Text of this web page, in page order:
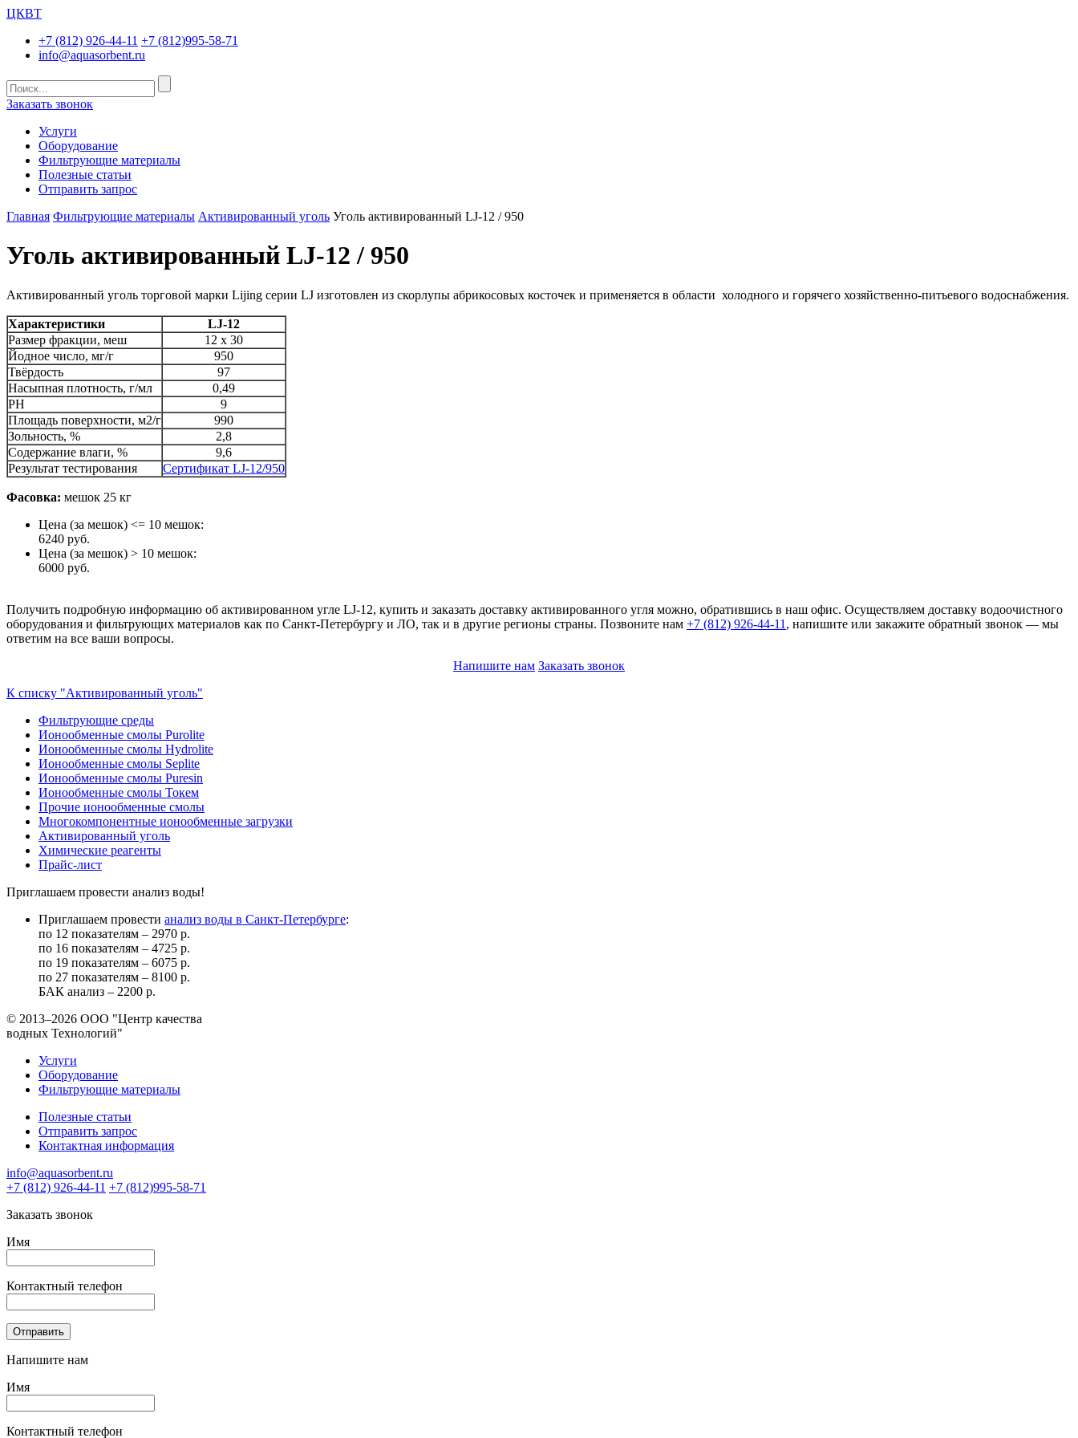
ЦКВТ
+7 (812) 926-44-11 +7 (812)995-58-71
info@aquasorbent.ru
Заказать звонок
Услуги
Оборудование
Фильтрующие материалы
Полезные статьи
Отправить запрос
Главная Фильтрующие материалы Активированный уголь Уголь активированный LJ-12 / 950
Уголь активированный LJ-12 / 950
Активированный уголь торговой марки Lijing серии LJ изготовлен из скорлупы абрикосовых косточек и применяется в области холодного и горячего хозяйственно-питьевого водоснабжения.
Характеристики
LJ-12
Размер фракции, меш
12 х 30
Йодное число, мг/г
950
Твёрдость
97
Насыпная плотность, г/мл
0,49
PH
9
Площадь поверхности, м2/г
990
Зольность, %
2,8
Содержание влаги, %
9,6
Результат тестирования
Сертификат LJ-12/950
Фасовка: мешок 25 кг
Цена (за мешок) <= 10 мешок:
6240 руб.
Цена (за мешок) > 10 мешок:
6000 руб.
Получить подробную информацию об активированном угле LJ-12, купить и заказать доставку активированного угля можно, обратившись в наш офис. Осуществляем доставку водоочистного
оборудования и фильтрующих материалов как по Санкт-Петербургу и ЛО, так и в другие регионы страны. Позвоните нам +7 (812) 926-44-11 , напишите или закажите обратный звонок — мы
ответим на все ваши вопросы.
Напишите нам Заказать звонок
К списку "Активированный уголь"
Фильтрующие среды
Ионообменные смолы Purolite
Ионообменные смолы Hydrolite
Ионообменные смолы Seplite
Ионообменные смолы Puresin
Ионообменные смолы Токем
Прочие ионообменные смолы
Многокомпонентные ионообменные загрузки
Активированный уголь
Химические реагенты
Прайс-лист
Приглашаем провести анализ воды!
Приглашаем провести анализ воды в Санкт-Петербурге:
по 12 показателям – 2970 р.
по 16 показателям – 4725 р.
по 19 показателям – 6075 р.
по 27 показателям – 8100 р.
БАК анализ – 2200 р.
© 2013–2026 ООО "Центр качества
водных Технологий"
Услуги
Оборудование
Фильтрующие материалы
Полезные статьи
Отправить запрос
Контактная информация
info@aquasorbent.ru
+7 (812) 926-44-11 +7 (812)995-58-71
Заказать звонок
Имя
Контактный телефон
Oтправить
Напишите нам
Имя
Контактный телефон